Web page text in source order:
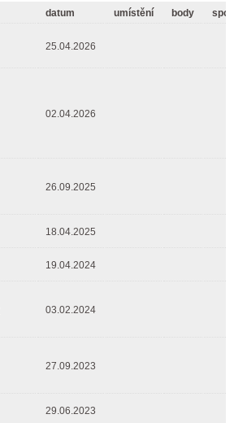
datum umístění body
25.04.2026
02.04.2026
26.09.2025
18.04.2025
19.04.2024
03.02.2024
27.09.2023
29.06.2023